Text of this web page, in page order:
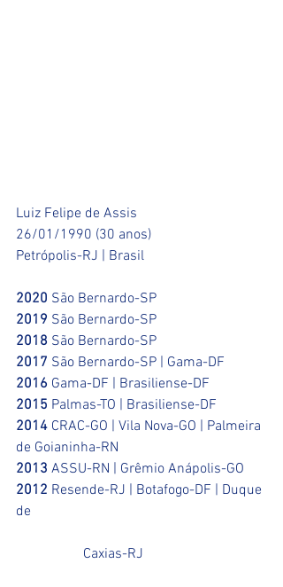
Luiz Felipe de Assis
26/01/1990 (30 anos)
Petrópolis-RJ | Brasil
2020 São Bernardo-SP
2019 São Bernardo-SP
2018 São Bernardo-SP
2017 São Bernardo-SP | Gama-DF
2016 Gama-DF | Brasiliense-DF
2015 Palmas-TO | Brasiliense-DF
2014 CRAC-GO | Vila Nova-GO | Palmeira
de Goianinha-RN
2013 ASSU-RN | Grêmio Anápolis-GO
2012 Resende-RJ | Botafogo-DF | Duque
de
                   Caxias-RJ